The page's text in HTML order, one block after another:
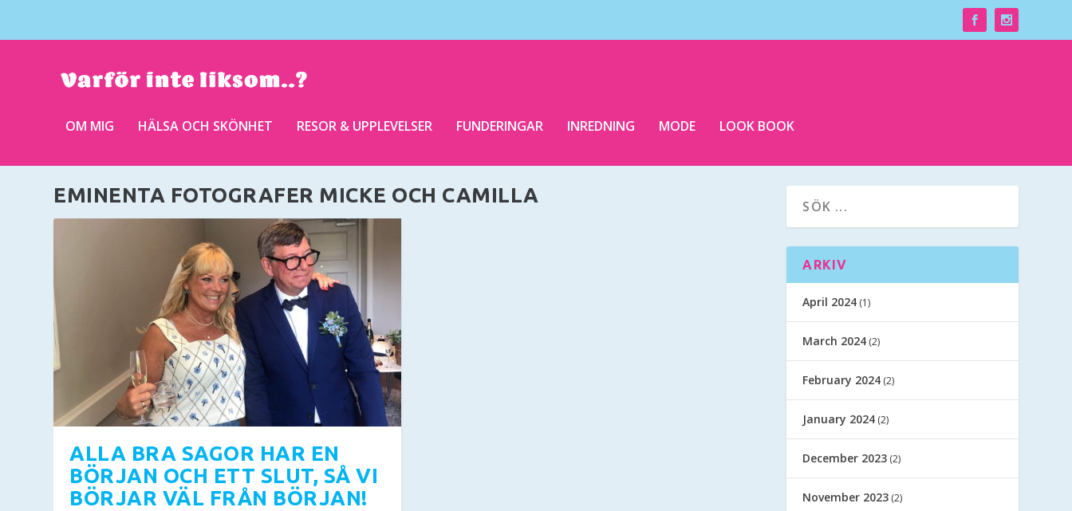
OM MIG HÄLSA OCH SKÖNHET RESOR & UPPLEVELSER FUNDERINGAR INREDNING MODE LOOK BOOK
EMINENTA FOTOGRAFER MICKE OCH CAMILLA
ALLA BRA SAGOR HAR EN
BÖRJAN OCH ETT SLUT, SÅ VI
BÖRJAR VÄL FRÅN BÖRJAN!
ARKIV
April 2024 (1)
March 2024 (2)
February 2024 (2)
January 2024 (2)
December 2023 (2)
November 2023 (2)